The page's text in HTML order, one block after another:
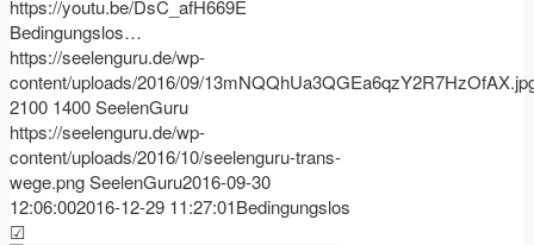
https://youtu.be/DsC_afH669E
Bedingungslos…
https://seelenguru.de/wp-
content/uploads/2016/09/
2100 1400SeelenGuru
https://seelenguru.de/wp-
content/uploads/2016/10/seelenguru-trans-
wege.pngSeelenGuru2016-09-30
12:06:002016-12-29 11:27:01Bedingungslos
☑